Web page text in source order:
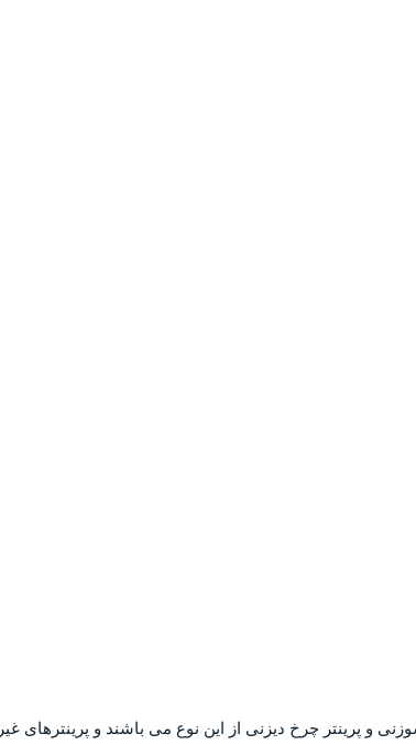
و پرینتر چرخ دیزنی از این نوع می باشند و پرینترهای غیر